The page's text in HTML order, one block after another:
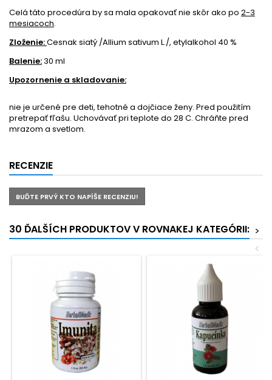
Celá táto procedúra by sa mala opakovať nie skôr ako po 2-3
mesiacoch.
Zloženie:Cesnak siatý /Allium sativum L./, etylalkohol 40 %
Balenie:30 ml
Upozornenie a skladovanie:
nie je určené pre deti, tehotné a dojčiace ženy. Pred použitím
pretrepať fľašu. Uchovávať pri teplote do 28 C. Chráňte pred
mrazom a svetlom.
RECENZIE
BUĎTE PRVÝ KTO NAPÍŠE RECENZIU!
30 ĎALŠÍCH PRODUKTOV V ROVNAKEJ KATEGÓRII: >
<